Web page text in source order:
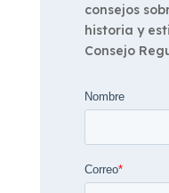
consejos
historia y
Consejo